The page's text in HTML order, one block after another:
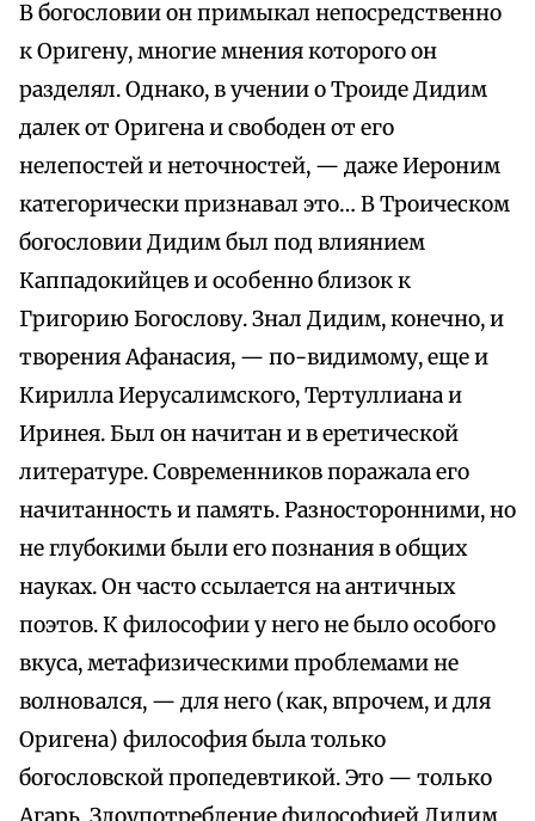
В богословии он примыкал непосредственно
к Оригену, многие мнения которого он
разделял. Однако, в учении о Троиде Дидим
далек от Оригена и свободен от его
нелепостей и неточностей, — даже Иероним
категорически признавал это… В Троическом
богословии Дидим был под влиянием
Каппадокийцев и особенно близок к
Григорию Богослову. Знал Дидим, конечно, и
творения Афанасия, — по-видимому, еще и
Кирилла Иерусалимского, Тертуллиана и
Иринея. Был он начитан и в еретической
литературе. Современников поражала его
начитанность и память. Разносторонними, но
не глубокими были его познания в общих
науках. Он часто ссылается на античных
поэтов. К философии у него не было особого
вкуса, метафизическими проблемами не
волновался, — для него (как, впрочем, и для
Оригена) философия была только
богословской пропедевтикой. Это — только